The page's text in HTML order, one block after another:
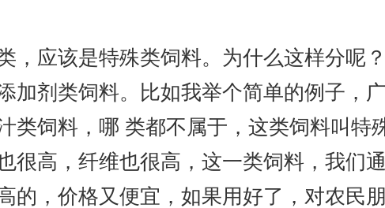
应该是特殊类饲料。为什么这样分呢
加剂类饲料。比如我举个简单的例子，
类饲料，哪 类都不属于，这类饲料叫特
很高，纤维也很高，这一类饲料，我们
的，价格又便宜，如果用好了，对农民